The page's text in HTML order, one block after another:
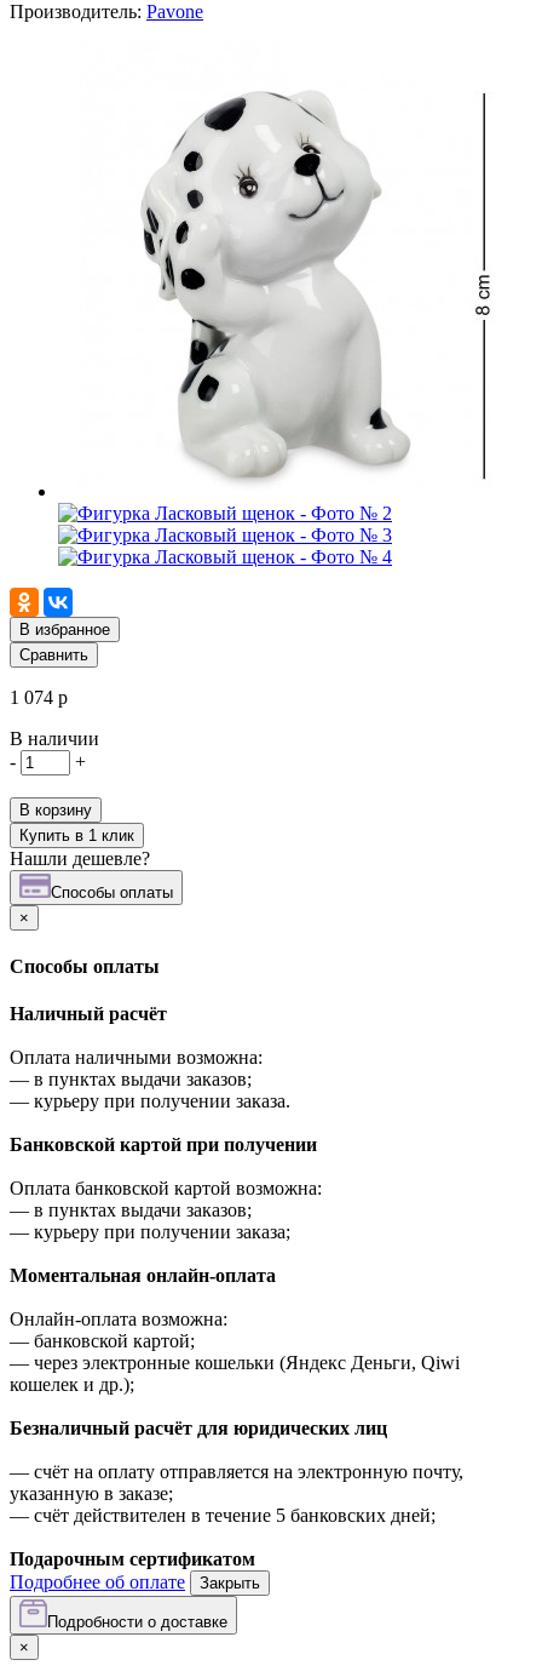
Производитель: Pavone
В избранное
Сравнить
1 074 р
В наличии
-
+
В корзину
Купить в 1 клик
Нашли дешевле?
Cпособы оплаты
×
Cпособы оплаты
Наличный расчёт
Оплата наличными возможна:
— в пунктах выдачи заказов;
— курьеру при получении заказа.
Банковской картой при получении
Оплата банковской картой возможна:
— в пунктах выдачи заказов;
— курьеру при получении заказа;
Моментальная онлайн-оплата
Онлайн-оплата возможна:
— банковской картой;
— через электронные кошельки (Яндекс Деньги, Qiwi
кошелек и др.);
Безналичный расчёт для юридических лиц
— счёт на оплату отправляется на электронную почту,
указанную в заказе;
— счёт действителен в течение 5 банковских дней;
Подарочным сертификатом
Подробнее об оплате
Закрыть
Подробности о доставке
×